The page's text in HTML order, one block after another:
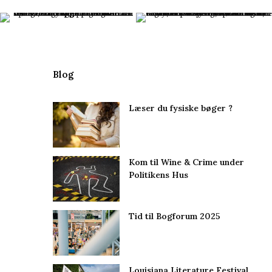
Blog
Læser du fysiske bøger ?
Kom til Wine & Crime under
Politikens Hus
Tid til Bogforum 2025